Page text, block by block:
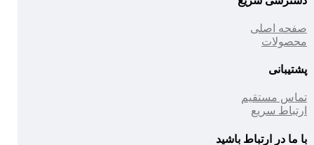
صفحه اصلی
محصولات
پشتیبانی
تماس مستقیم
ارتباط سریع
با ما در ارتباط باشید